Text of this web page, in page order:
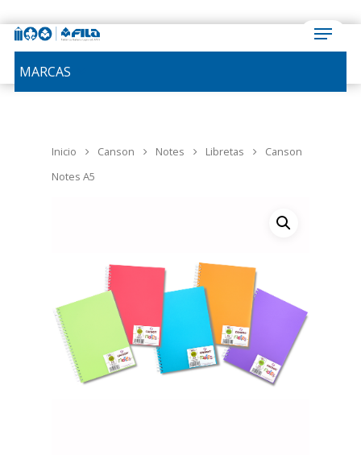
MARCAS
Inicio Canson Notes Libretas
Canson
Notes A5